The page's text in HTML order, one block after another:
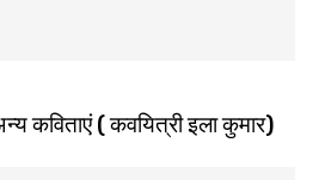
कविताएं ( कवयित्री इला कुमार)